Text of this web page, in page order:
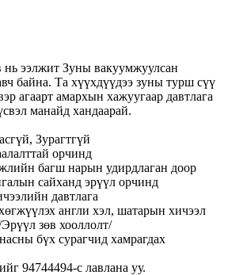
ээлжит Зуны вакуумжуулсан
байна. Та хүүхдүүдээ зуны турш сүү
агаарт амархын хажуугаар давтлага
манайд хандаарай.
Зурагтгүй
орчинд
багш нарын удирдлаган доор
сайханд эрүүл орчинд
давтлага
англи хэл, шатарын хичээл
зөв хооллолт/
бүх сурагчид хамрагдах
94744494-с лавлана уу.